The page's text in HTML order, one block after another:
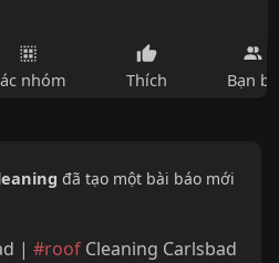
nhóm Thích Bạn bè
đã tạo một bài báo mới
| #roofCleaning Carlsbad